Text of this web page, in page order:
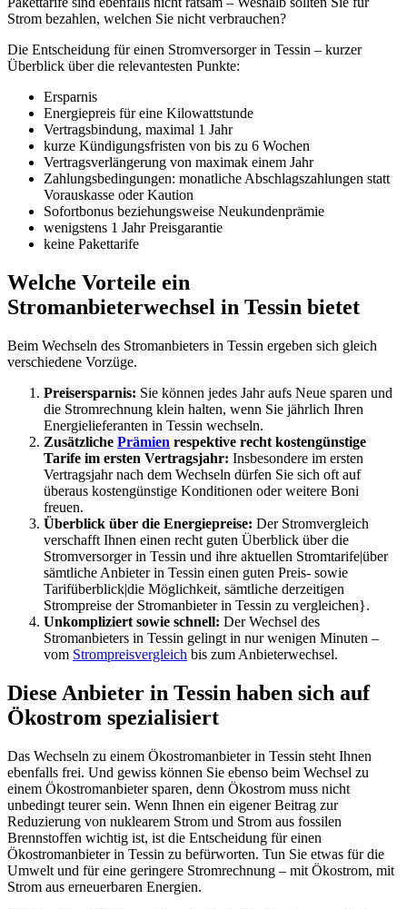
Strom bezahlen, welchen Sie nicht verbrauchen?
Die Entscheidung für einen Stromversorger in Tessin – kurzer
Überblick über die relevantesten Punkte:
Ersparnis
Energiepreis für eine Kilowattstunde
Vertragsbindung, maximal 1 Jahr
kurze Kündigungsfristen von bis zu 6 Wochen
Vertragsverlängerung von maximak einem Jahr
Zahlungsbedingungen: monatliche Abschlagszahlungen statt
Vorauskasse oder Kaution
Sofortbonus beziehungsweise Neukundenprämie
wenigstens 1 Jahr Preisgarantie
keine Pakettarife
Welche Vorteile ein
Stromanbieterwechsel in Tessin bietet
Beim Wechseln des Stromanbieters in Tessin ergeben sich gleich
verschiedene Vorzüge.
Preisersparnis: Sie können jedes Jahr aufs Neue sparen und
die Stromrechnung klein halten, wenn Sie jährlich Ihren
Energielieferanten in Tessin wechseln.
Zusätzliche Prämien respektive recht kostengünstige
Tarife im ersten Vertragsjahr: Insbesondere im ersten
Vertragsjahr nach dem Wechseln dürfen Sie sich oft auf
überaus kostengünstige Konditionen oder weitere Boni
freuen.
Überblick über die Energiepreise: Der Stromvergleich
verschafft Ihnen einen recht guten Überblick über die
Stromversorger in Tessin und ihre aktuellen Stromtarife|über
sämtliche Anbieter in Tessin einen guten Preis- sowie
Tarifüberblick|die Möglichkeit, sämtliche derzeitigen
Strompreise der Stromanbieter in Tessin zu vergleichen}.
Unkompliziert sowie schnell: Der Wechsel des
Stromanbieters in Tessin gelingt in nur wenigen Minuten –
vom Strompreisvergleich bis zum Anbieterwechsel.
Diese Anbieter in Tessin haben sich auf
Ökostrom spezialisiert
Das Wechseln zu einem Ökostromanbieter in Tessin steht Ihnen
ebenfalls frei. Und gewiss können Sie ebenso beim Wechsel zu
einem Ökostromanbieter sparen, denn Ökostrom muss nicht
unbedingt teurer sein. Wenn Ihnen ein eigener Beitrag zur
Reduzierung von nuklearem Strom und Strom aus fossilen
Brennstoffen wichtig ist, ist die Entscheidung für einen
Ökostromanbieter in Tessin zu befürworten. Tun Sie etwas für die
Umwelt und für eine geringere Stromrechnung – mit Ökostrom, mit
Strom aus erneuerbaren Energien.